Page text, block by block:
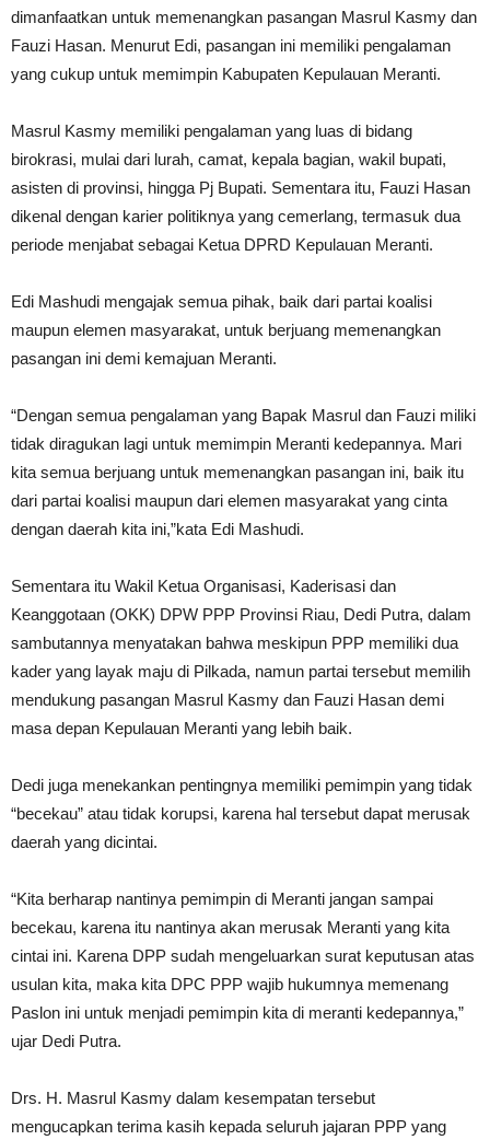
dimanfaatkan untuk memenangkan pasangan Masrul Kasmy dan
Fauzi Hasan. Menurut Edi, pasangan ini memiliki pengalaman
yang cukup untuk memimpin Kabupaten Kepulauan Meranti.
Masrul Kasmy memiliki pengalaman yang luas di bidang
birokrasi, mulai dari lurah, camat, kepala bagian, wakil bupati,
asisten di provinsi, hingga Pj Bupati. Sementara itu, Fauzi Hasan
dikenal dengan karier politiknya yang cemerlang, termasuk dua
periode menjabat sebagai Ketua DPRD Kepulauan Meranti.
Edi Mashudi mengajak semua pihak, baik dari partai koalisi
maupun elemen masyarakat, untuk berjuang memenangkan
pasangan ini demi kemajuan Meranti.
“Dengan semua pengalaman yang Bapak Masrul dan Fauzi miliki
tidak diragukan lagi untuk memimpin Meranti kedepannya. Mari
kita semua berjuang untuk memenangkan pasangan ini, baik itu
dari partai koalisi maupun dari elemen masyarakat yang cinta
dengan daerah kita ini,”kata Edi Mashudi.
Sementara itu Wakil Ketua Organisasi, Kaderisasi dan
Keanggotaan (OKK) DPW PPP Provinsi Riau, Dedi Putra, dalam
sambutannya menyatakan bahwa meskipun PPP memiliki dua
kader yang layak maju di Pilkada, namun partai tersebut memilih
mendukung pasangan Masrul Kasmy dan Fauzi Hasan demi
masa depan Kepulauan Meranti yang lebih baik.
Dedi juga menekankan pentingnya memiliki pemimpin yang tidak
“becekau” atau tidak korupsi, karena hal tersebut dapat merusak
daerah yang dicintai.
“Kita berharap nantinya pemimpin di Meranti jangan sampai
becekau, karena itu nantinya akan merusak Meranti yang kita
cintai ini. Karena DPP sudah mengeluarkan surat keputusan atas
usulan kita, maka kita DPC PPP wajib hukumnya memenang
Paslon ini untuk menjadi pemimpin kita di meranti kedepannya,”
ujar Dedi Putra.
Drs. H. Masrul Kasmy dalam kesempatan tersebut
mengucapkan terima kasih kepada seluruh jajaran PPP yang